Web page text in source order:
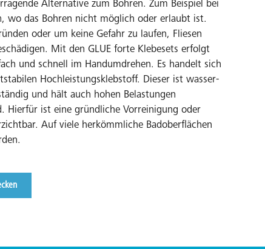
Alternative zum Bohren. Zum Beispiel bei
wo das Bohren nicht möglich oder erlaubt ist.
oder um keine Gefahr zu laufen, Fliesen
Mit den GLUE forte Klebesets erfolgt
und schnell im Handumdrehen. Es handelt sich
Hochleistungsklebstoff. Dieser ist wasser-
und hält auch hohen Belastungen
Hierfür ist eine gründliche Vorreinigung oder
Auf viele herkömmliche Badoberflächen